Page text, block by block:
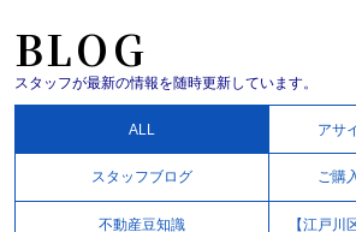
BLOG
スタッフが最新の情報を随時更新しています。
ALL アサ
スタッフブログ ご購
不動産豆知識 【江戸川